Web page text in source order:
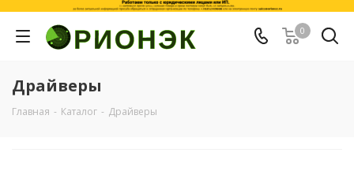
0
Драйверы
Главная - Каталог - Драйверы